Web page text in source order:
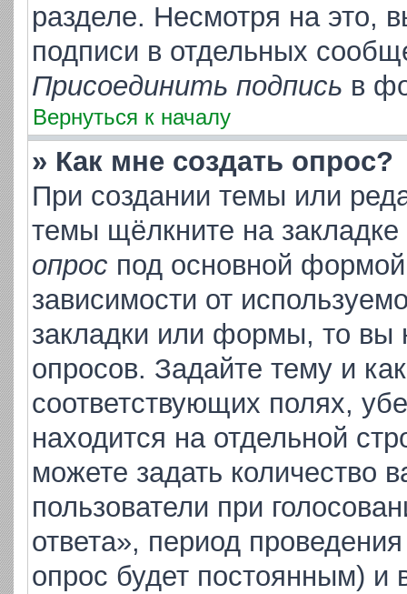
разделе. Несмотря на это,
подписи в отдельных
Присоединить подпись в
Вернуться к началу
» Как мне создать опрос?
При создании темы или
темы щёлкните на
опрос под основной
зависимости от
закладки или формы, то вы
опросов. Задайте тему и
соответствующих полях,
находится на отдельной
можете задать количество
пользователи при
ответа», период
опрос будет постоянным) и